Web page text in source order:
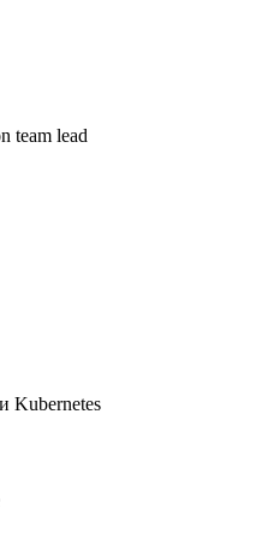
team lead
Kubernetes